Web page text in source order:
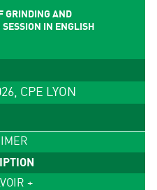
GRINDING AND
IN ENGLISH
CPE LYON
+